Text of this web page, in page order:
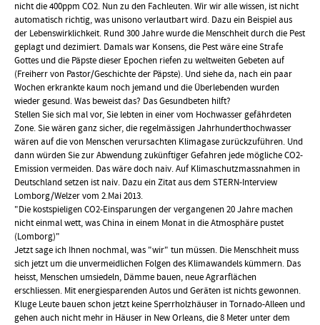
nicht die 400ppm CO2. Nun zu den Fachleuten. Wir wir alle wissen, ist nicht
automatisch richtig, was unisono verlautbart wird. Dazu ein Beispiel aus
der Lebenswirklichkeit. Rund 300 Jahre wurde die Menschheit durch die Pest
geplagt und dezimiert. Damals war Konsens, die Pest wäre eine Strafe
Gottes und die Päpste dieser Epochen riefen zu weltweiten Gebeten auf
(Freiherr von Pastor/Geschichte der Päpste). Und siehe da, nach ein paar
Wochen erkrankte kaum noch jemand und die Überlebenden wurden
wieder gesund. Was beweist das? Das Gesundbeten hilft?
Stellen Sie sich mal vor, Sie lebten in einer vom Hochwasser gefährdeten
Zone. Sie wären ganz sicher, die regelmässigen Jahrhunderthochwasser
wären auf die von Menschen verursachten Klimagase zurückzuführen. Und
dann würden Sie zur Abwendung zukünftiger Gefahren jede mögliche CO2-
Emission vermeiden. Das wäre doch naiv. Auf Klimaschutzmassnahmen in
Deutschland setzen ist naiv. Dazu ein Zitat aus dem STERN-Interview
Lomborg/Welzer vom 2.Mai 2013.
"Die kostspieligen CO2-Einsparungen der vergangenen 20 Jahre machen
nicht einmal wett, was China in einem Monat in die Atmosphäre pustet
(Lomborg)"
Jetzt sage ich Ihnen nochmal, was "wir" tun müssen. Die Menschheit muss
sich jetzt um die unvermeidlichen Folgen des Klimawandels kümmern. Das
heisst, Menschen umsiedeln, Dämme bauen, neue Agrarflächen
erschliessen. Mit energiesparenden Autos und Geräten ist nichts gewonnen.
Kluge Leute bauen schon jetzt keine Sperrholzhäuser in Tornado-Alleen und
gehen auch nicht mehr in Häuser in New Orleans, die 8 Meter unter dem